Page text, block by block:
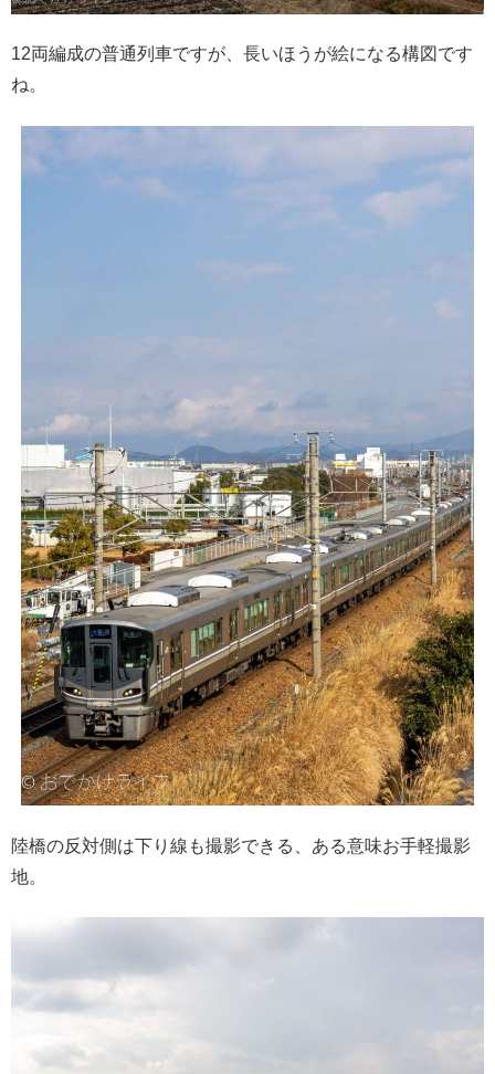
12両編成の普通列車ですが、長いほうが絵になる構図です
ね。
陸橋の反対側は下り線も撮影できる、ある意味お手軽撮影
地。